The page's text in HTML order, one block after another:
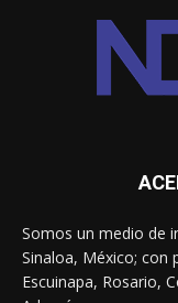
Somos un medio de
Sinaloa, México; con
Escuinapa, Rosario,